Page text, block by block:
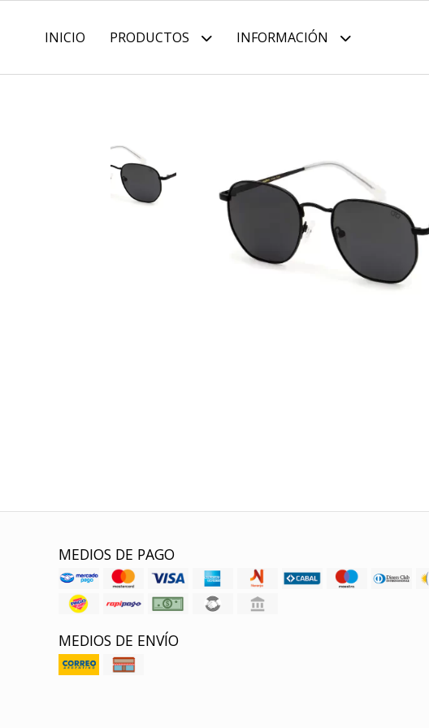
INICIO PRODUCTOS INFORMACIÓN
MEDIOS DE PAGO
MEDIOS DE ENVÍO